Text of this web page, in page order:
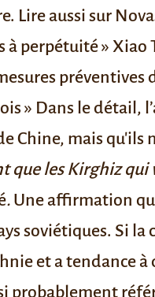
Lire aussi sur
à perpétuité » Xiao
» Dans le détail,
Chine, mais qu'ils
que les Kirghiz
. Une affirmation
soviétiques. Si
et a tendance
probablement